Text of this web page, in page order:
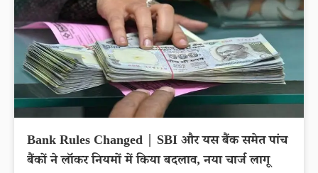
Bank Rules Changed | SBI और यस बैंक समेत पांच
बैंकों ने लॉकर नियमों में किया बदलाव, नया चार्ज लागू